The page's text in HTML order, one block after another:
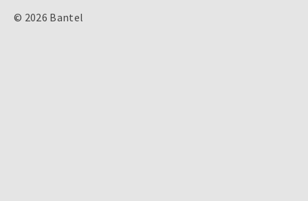
© 2026 Bantel